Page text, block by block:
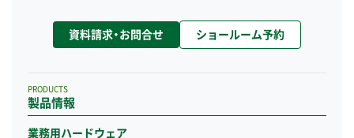
資料請求・お問合せ ショールーム予約
製品情報
PRODUCTS
業務用ハードウェア